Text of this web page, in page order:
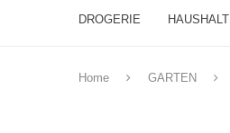
DROGERIE HAUSHALT
Home GARTEN